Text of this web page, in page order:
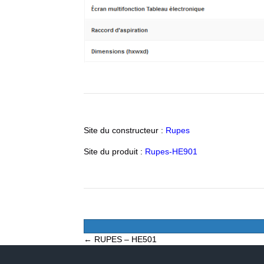
Site du constructeur : Rupes
Site du produit : Rupes-HE901
Posts
← RUPES – HE501